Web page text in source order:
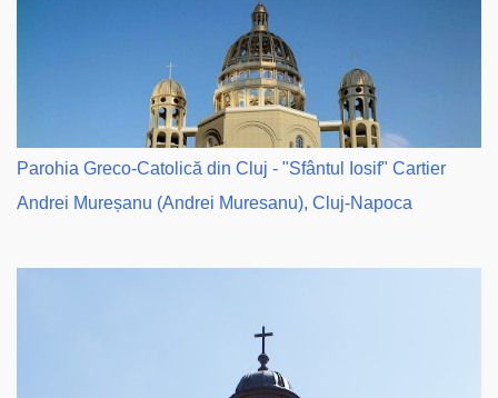
Parohia Greco-Catolică din Cluj - "Sfântul Iosif" Cartier
Andrei Mureșanu (Andrei Muresanu), Cluj-Napoca